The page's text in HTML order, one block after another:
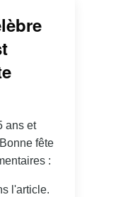
ans et
fête
:
l'article.